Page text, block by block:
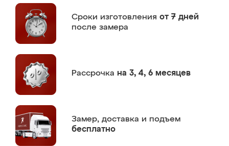
Сроки изготовления от 7 дней
после замера
Рассрочка на 3, 4, 6 месяцев
Замер, доставка и подъем
бесплатно